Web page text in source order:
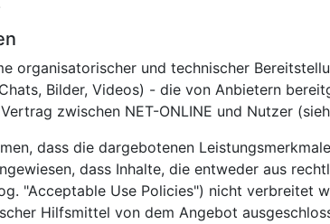
organisatorischer und technischer
Bilder, Videos) - die von Anbietern
zwischen NET-ONLINE und Nutzer
dass die dargebotenen
dass Inhalte, die entweder aus
"Acceptable Use Policies") nicht verbreitet
Hilfsmittel von dem Angebot